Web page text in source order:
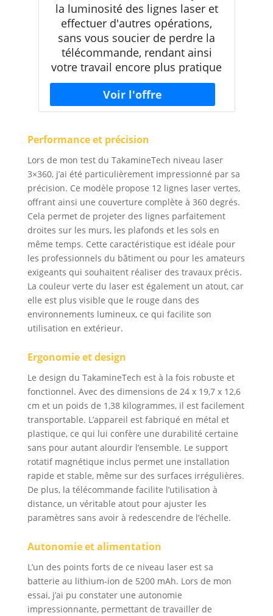
la luminosité des lignes laser et
effectuer d'autres opérations,
sans vous soucier de perdre la
télécommande, rendant ainsi
votre travail encore plus pratique
Performance et précision
Lors de mon test du TakamineTech niveau laser
3×360, j’ai été particulièrement impressionné par sa
précision. Ce modèle propose 12 lignes laser vertes,
offrant ainsi une couverture complète à 360 degrés.
Cela permet de projeter des lignes parfaitement
droites sur les murs, les plafonds et les sols en
même temps. Cette caractéristique est idéale pour
les professionnels du bâtiment ou pour les amateurs
exigeants qui souhaitent réaliser des travaux précis.
La couleur verte du laser est également un atout, car
elle est plus visible que le rouge dans des
environnements lumineux, ce qui facilite son
utilisation en extérieur.
Ergonomie et design
Le design du TakamineTech est à la fois robuste et
fonctionnel. Avec des dimensions de 24 x 19,7 x 12,6
cm et un poids de 1,38 kilogrammes, il est facilement
transportable. L’appareil est fabriqué en métal et
plastique, ce qui lui confère une durabilité certaine
sans pour autant alourdir l’ensemble. Le support
rotatif magnétique inclus permet une installation
rapide et stable, même sur des surfaces irrégulières.
De plus, la télécommande facilite l’utilisation à
distance, un véritable atout pour ajuster les
paramètres sans avoir à redescendre de l’échelle.
Autonomie et alimentation
L’un des points forts de ce niveau laser est sa
batterie au lithium-ion de 5200 mAh. Lors de mon
essai, j’ai pu constater une autonomie
impressionnante, permettant de travailler de